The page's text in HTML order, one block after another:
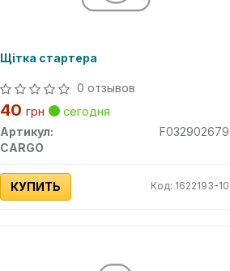
Щітка стартера
0 отзывов
40 грн
сегодня
Артикул:
F032902679
CARGO
КУПИТЬ Код: 1622193-10